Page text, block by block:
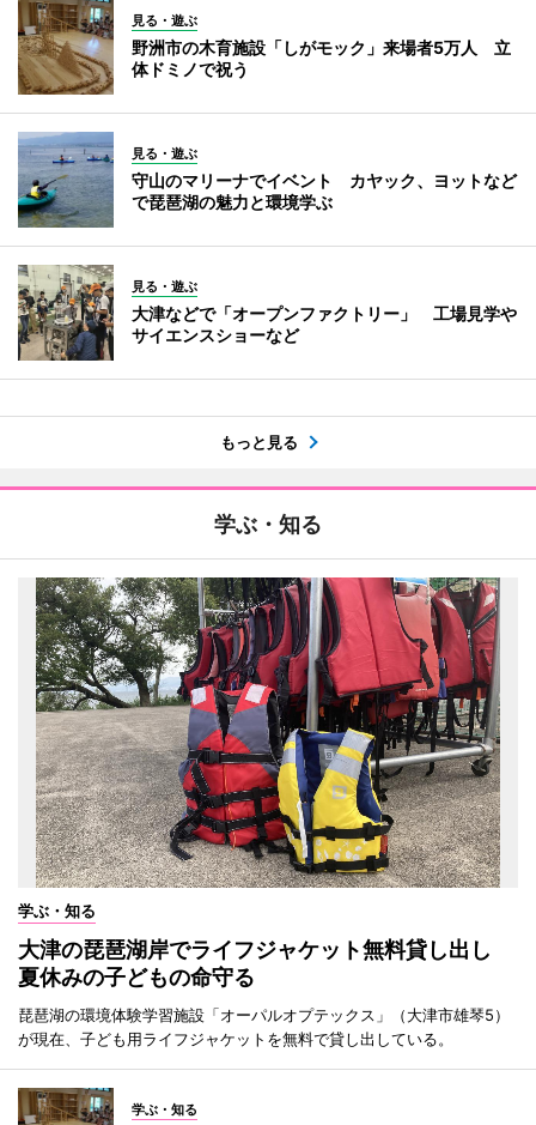
見る・遊ぶ
野洲市の木育施設「しがモック」来場者5万人 立
体ドミノで祝う
見る・遊ぶ
守山のマリーナでイベント カヤック、ヨットなど
で琵琶湖の魅力と環境学ぶ
見る・遊ぶ
大津などで「オープンファクトリー」 工場見学や
サイエンスショーなど
もっと見る
学ぶ・知る
学ぶ・知る
大津の琵琶湖岸でライフジャケット無料貸し出し
夏休みの子どもの命守る
琵琶湖の環境体験学習施設「オーパルオプテックス」（大津市雄琴5）
が現在、子ども用ライフジャケットを無料で貸し出している。
学ぶ・知る